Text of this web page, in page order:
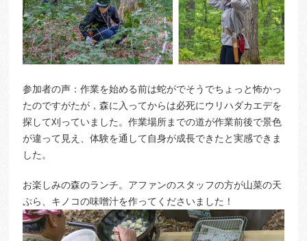
参加者の声：作業を始める前は蛇がでそうでちょっと怖かっ
たのですがたが，森に入ってからは必死にウリハダカエデを
探して刈っていました。作業場所までの道が作業前後で景色
が違って見え、体験を通して自身が成長できたと実感できま
した。
お楽しみの森のランチ。アファンのスタッフの方が山菜の天
ぷら、キノコの味噌汁を作ってくださいました！